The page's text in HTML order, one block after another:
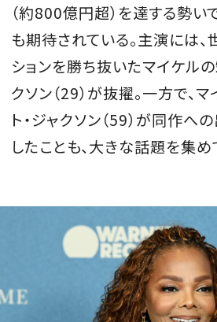
FOLLOW US
MAGAZINE
SPUR 2026 JULY
2026年9月号
2026-07-23発売
（約800億円超）を達する勢い
も期待されている。主演には
ションを勝ち抜いたマイケルの
クソン（29）が抜擢。一方で、
ト・ジャクソン（59）が同作
したことも、大きな話題を集め